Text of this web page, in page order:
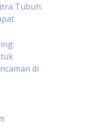
Tubuh:
di